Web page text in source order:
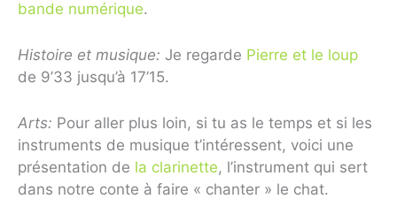
bande numérique.
Histoire et musique: Je regarde Pierre et le loup
de 9’33 jusqu’à 17’15.
Arts: Pour aller plus loin, si tu as le temps et si les
instruments de musique t’intéressent, voici une
présentation de la clarinette, l’instrument qui sert
dans notre conte à faire « chanter » le chat.